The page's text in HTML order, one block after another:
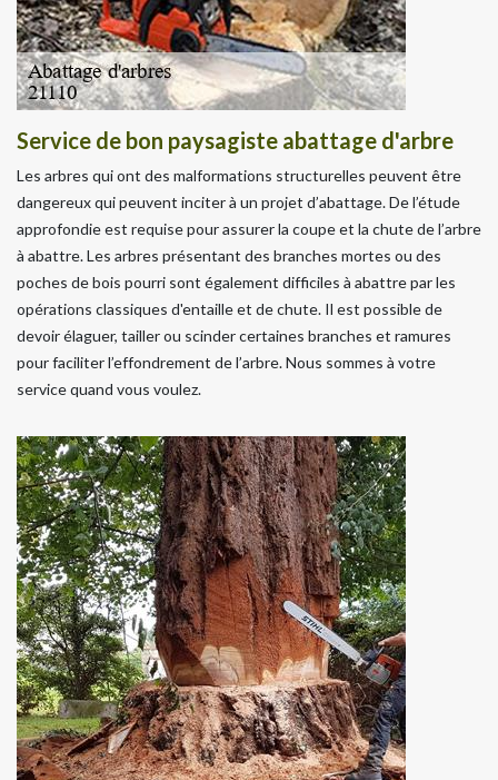
Service de bon paysagiste abattage d'arbre
Les arbres qui ont des malformations structurelles peuvent être
dangereux qui peuvent inciter à un projet d’abattage. De l’étude
approfondie est requise pour assurer la coupe et la chute de l’arbre
à abattre. Les arbres présentant des branches mortes ou des
poches de bois pourri sont également difficiles à abattre par les
opérations classiques d'entaille et de chute. Il est possible de
devoir élaguer, tailler ou scinder certaines branches et ramures
pour faciliter l’effondrement de l’arbre. Nous sommes à votre
service quand vous voulez.